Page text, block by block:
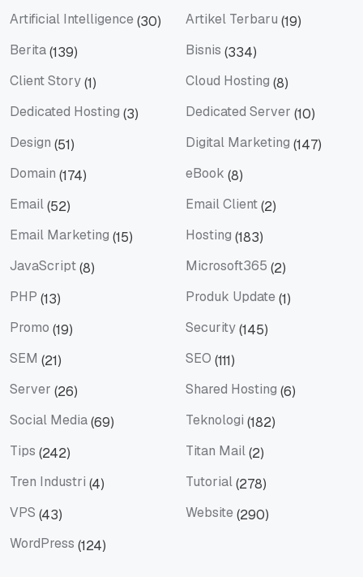
Artificial Intelligence (30) Artikel Terbaru (19)
Berita(139) Bisnis (334)
Client Story(1) Cloud Hosting (8)
Dedicated Hosting (3) Dedicated Server (10)
Design (51) Digital Marketing (147)
Domain (174) eBook (8)
Email(52) Email Client(2)
Email Marketing (15) Hosting (183)
JavaScript(8) Microsoft365 (2)
PHP (13) Produk Update (1)
Promo (19) Security(145)
SEM (21) SEO (111)
Server (26) Shared Hosting (6)
Social Media(69) Teknologi (182)
Tips (242) Titan Mail(2)
Tren Industri (4) Tutorial(278)
VPS (43) Website (290)
WordPress (124)